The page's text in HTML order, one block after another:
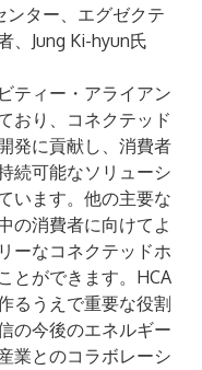
ンター、エグゼクテ
、Jung Ki-hyun氏
ティー・アライアン
おり、コネクテッド
発に貢献し、消費者
続可能なソリューシ
います。他の主要な
の消費者に向けてよ
ーなコネクテッドホ
とができます。HCA
るうえで重要な役割
の今後のエネルギー
業とのコラボレーシ